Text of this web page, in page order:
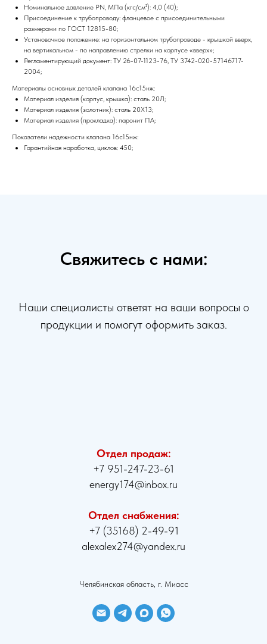
Номинальное давление PN, МПа (кгс/см²): 4,0 (40);
Присоединение к трубопроводу: фланцевое с присоединительными
размерами по ГОСТ 12815-80;
Установочное положение: на горизонтальном трубопроводе - крышкой вверх,
на вертикальном - по направлению стрелки на корпусе «вверх»;
Регламентирующий документ: ТУ 26-07-1123-76, ТУ 3742-020-57146717-
2004;
Материалы основных деталей клапана 16с15нж:
Материал изделия (корпус, крышка): сталь 20Л;
Материал изделия (золотник): сталь 20Х13;
Материал изделия (прокладка): паронит ПА;
Показатели надежности клапана 16с15нж:
Гарантийная наработка, циклов: 450;
Свяжитесь с нами:
Наши специалисты ответят на ваши вопросы о
продукции и помогут оформить заказ.
Отдел продаж:
+7 951-247-23-61
energy174@inbox.ru
Отдел снабжения:
+7 (35168) 2-49-91
alexalex274@yandex.ru
Челябинская область, г. Миасс